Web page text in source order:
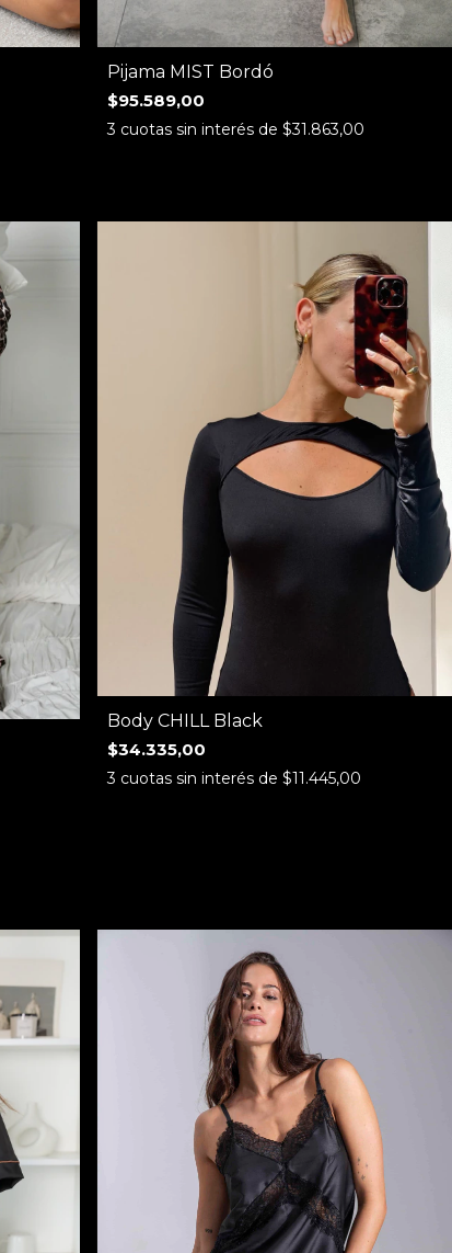
Pijama MIST Bordó
$95.589,00
3 cuotas sin interés de$31.863,00
Body CHILL Black
$34.335,00
3 cuotas sin interés de$11.445,00